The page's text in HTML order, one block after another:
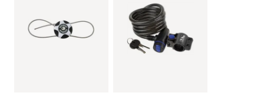
Specifikationer: